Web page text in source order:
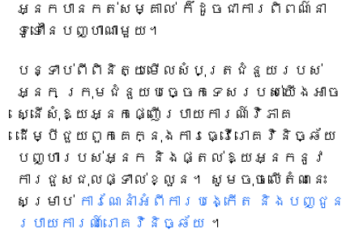
អ្នកបានកត់សម្គាល់ ក៏ដូចជាការពិពណ៌នា
ទូទៅនៃបញ្ហាណាមួយ។
បន្ទាប់ពីពិនិត្យមើលសំបុត្រជំនួយរបស់
អ្នក ក្រុមជំនួយបច្ចេកទេសរបស់យើងអាច
ស្នើសុំឱ្យអ្នកផ្ញើរបាយការណ៍វិភាគ
ដើម្បីជួយពួកគេក្នុងការធ្វើរោគវិនិច្ឆ័យ
បញ្ហារបស់អ្នក និងផ្តល់ឱ្យអ្នកនូវ
ការជួសជុលផ្ទាល់ខ្លួន។ សូមចុចលើតំណនេះ
សម្រាប់ ការណែនាំអំពីការបង្កើត និងបញ្ជូន
របាយការណ៍រោគវិនិច្ឆ័យ ។